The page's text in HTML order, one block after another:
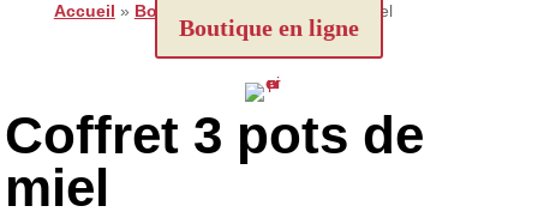
Boutique en ligne
Accueil » Boutique Coffret 3 pots de miel
Coffret 3 pots de
miel